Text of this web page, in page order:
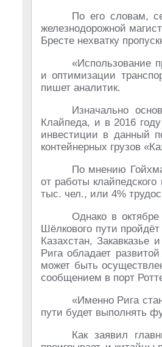
По его словам,
железнодорожной
Бресте нехватку
«Использование
и оптимизации
пишет аналитик.
Изначально
Клайпеда, и в 2016
инвестиции в данный
контейнерных грузов
По мнению
от работы
тыс. чел., или 4%
Однако в
Шёлкового пути
Казахстан, Закавказье
Рига обладает
может быть
сообщением в порт
«Именно Рига
пути будет выполнять
Как заявил